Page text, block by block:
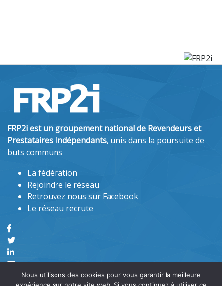
FRP2i est un groupement national de Revendeurs et
Prestataires Indépendants, unis dans la poursuite de
buts communs
La fédération
Rejoindre le réseau
Retrouvez nous sur Facebook
Le réseau recrute
Nous utilisons des cookies pour vous garantir la meilleure